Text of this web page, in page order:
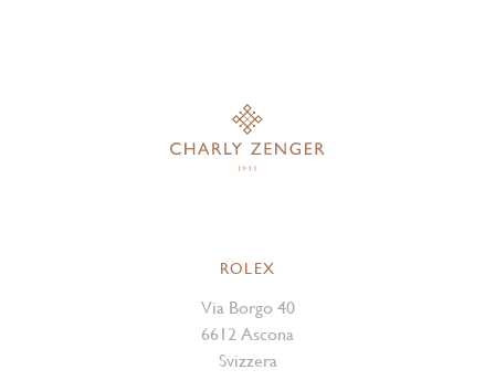
ROLEX
Via Borgo 40
6612 Ascona
Svizzera